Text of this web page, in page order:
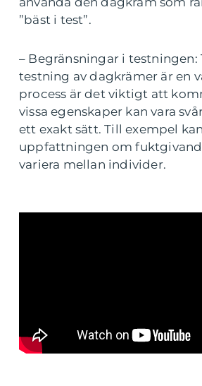
”bäst i test”.
– Begränsningar i testningen:
testning av dagkrämer är en
process är det viktigt att
vissa egenskaper kan vara
ett exakt sätt. Till exempel kan
uppfattningen om
variera mellan individer.